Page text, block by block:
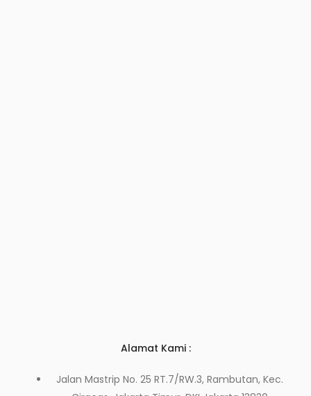
Alamat Kami :
Jalan Mastrip No. 25 RT.7/RW.3, Rambutan, Kec.